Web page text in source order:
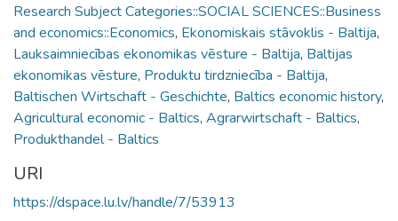
Research Subject Categories::SOCIAL SCIENCES::Business
and economics::Economics, Ekonomiskais stāvoklis - Baltija,
Lauksaimniecības ekonomikas vēsture - Baltija, Baltijas
ekonomikas vēsture, Produktu tirdzniecība - Baltija,
Baltischen Wirtschaft - Geschichte, Baltics economic history,
Agricultural economic - Baltics, Agrarwirtschaft - Baltics,
Produkthandel - Baltics
URI
https://dspace.lu.lv/handle/7/53913